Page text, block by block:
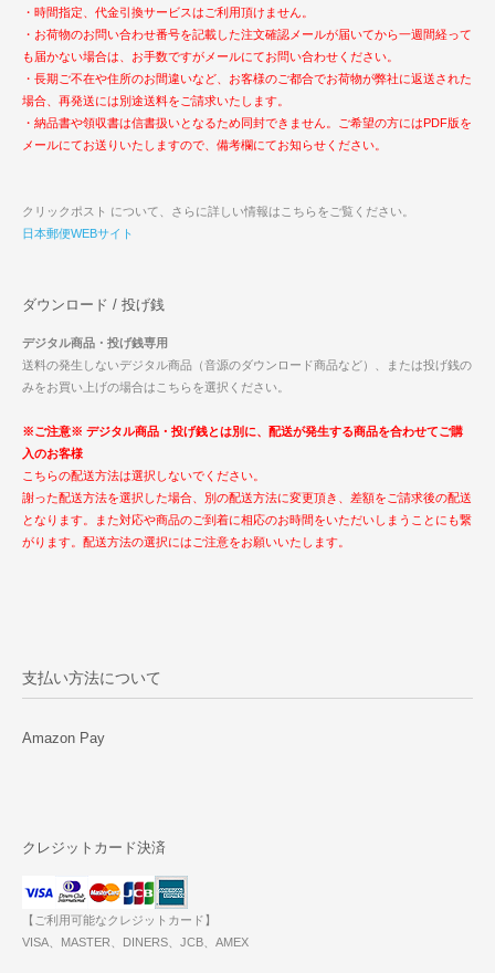
・時間指定、代金引換サービスはご利用頂けません。
・お荷物のお問い合わせ番号を記載した注文確認メールが届いてから一週間経って
も届かない場合は、お手数ですがメールにてお問い合わせください。
・長期ご不在や住所のお間違いなど、お客様のご都合でお荷物が弊社に返送された
場合、再発送には別途送料をご請求いたします。
・納品書や領収書は信書扱いとなるため同封できません。ご希望の方にはPDF版を
メールにてお送りいたしますので、備考欄にてお知らせください。
クリックポスト について、さらに詳しい情報はこちらをご覧ください。
日本郵便WEBサイト
ダウンロード / 投げ銭
デジタル商品・投げ銭専用
送料の発生しないデジタル商品（音源のダウンロード商品など）、または投げ銭の
みをお買い上げの場合はこちらを選択ください。
※ご注意※ デジタル商品・投げ銭とは別に、配送が発生する商品を合わせてご購
入のお客様
こちらの配送方法は選択しないでください。
謝った配送方法を選択した場合、別の配送方法に変更頂き、差額をご請求後の配送
となります。また対応や商品のご到着に相応のお時間をいただいしまうことにも繋
がります。配送方法の選択にはご注意をお願いいたします。
支払い方法について
Amazon Pay
クレジットカード決済
【ご利用可能なクレジットカード】
VISA、MASTER、DINERS、JCB、AMEX